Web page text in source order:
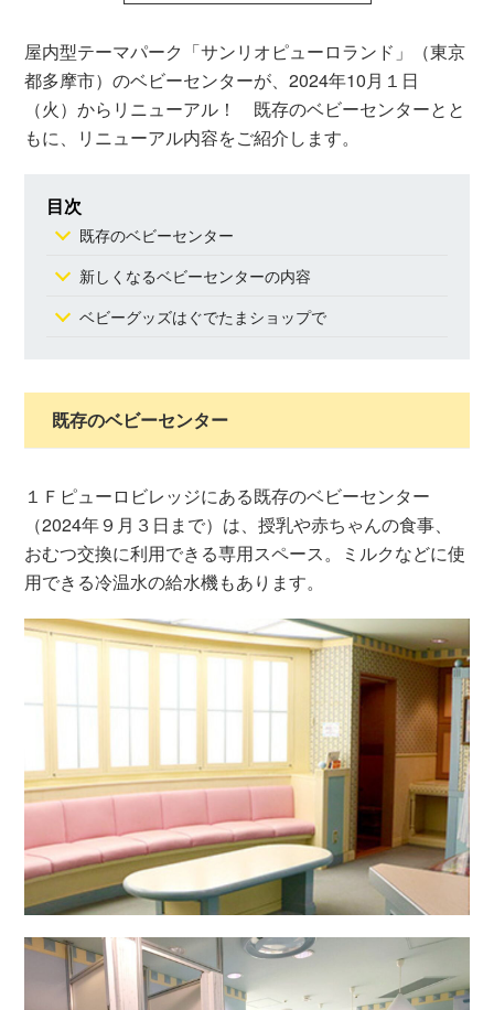
屋内型テーマパーク「サンリオピューロランド」（東京
都多摩市）のベビーセンターが、2024年10月１日
（火）からリニューアル！ 既存のベビーセンターとと
もに、リニューアル内容をご紹介します。
目次
既存のベビーセンター
新しくなるベビーセンターの内容
ベビーグッズはぐでたまショップで
既存のベビーセンター
１Ｆピューロビレッジにある既存のベビーセンター
（2024年９月３日まで）は、授乳や赤ちゃんの食事、
おむつ交換に利用できる専用スペース。ミルクなどに使
用できる冷温水の給水機もあります。